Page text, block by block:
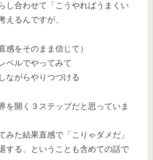
し合わせて「こうやればうまくい
えるんですが、
をそのまま信じて）
ベルでやってみて
ながらやりつづける
を開く３ステップだと思っていま
みた結果直感で「こりゃダメだ」
する、ということも含めての話で